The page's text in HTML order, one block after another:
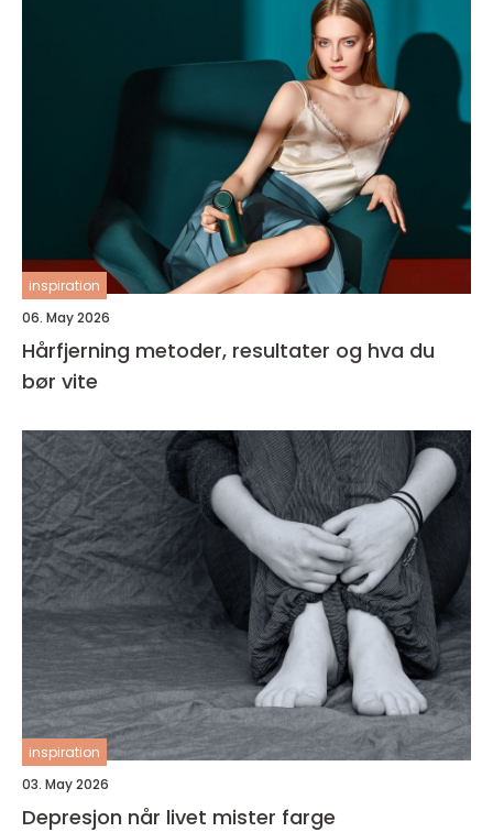
inspiration
06. May 2026
Hårfjerning metoder, resultater og hva du
bør vite
inspiration
03. May 2026
Depresjon når livet mister farge